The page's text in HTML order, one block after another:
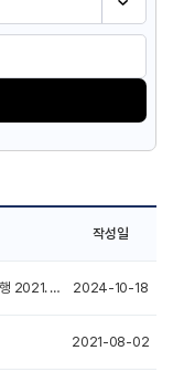
작성일
2021. 11. 19.)2024-10-18
2021-08-02